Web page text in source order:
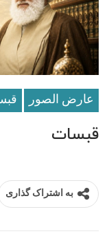
عارض الصور
قبسات
به اشتراک گذاری